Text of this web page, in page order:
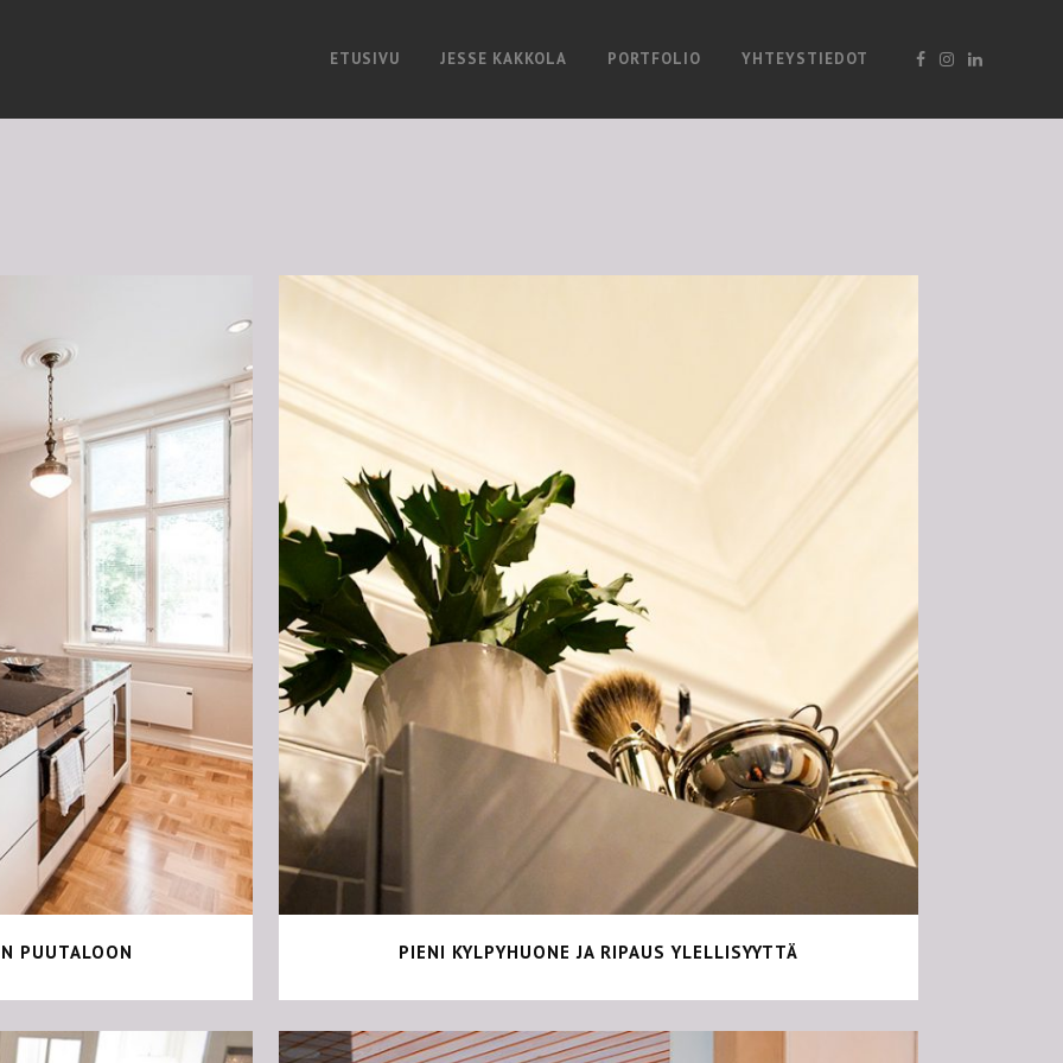
ETUSIVU JESSE KAKKOLA PORTFOLIO YHTEYSTIEDOT
+
PUUTALOON
+
PIENI KYLPYHUONE JA RIPAUS YLELLISYYTTÄ